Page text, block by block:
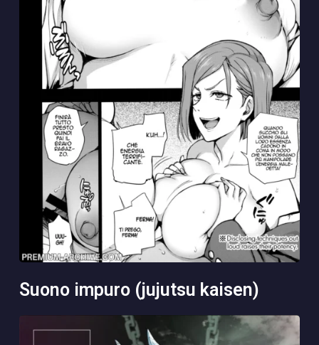
suono impuro (jujutsu kaisen)